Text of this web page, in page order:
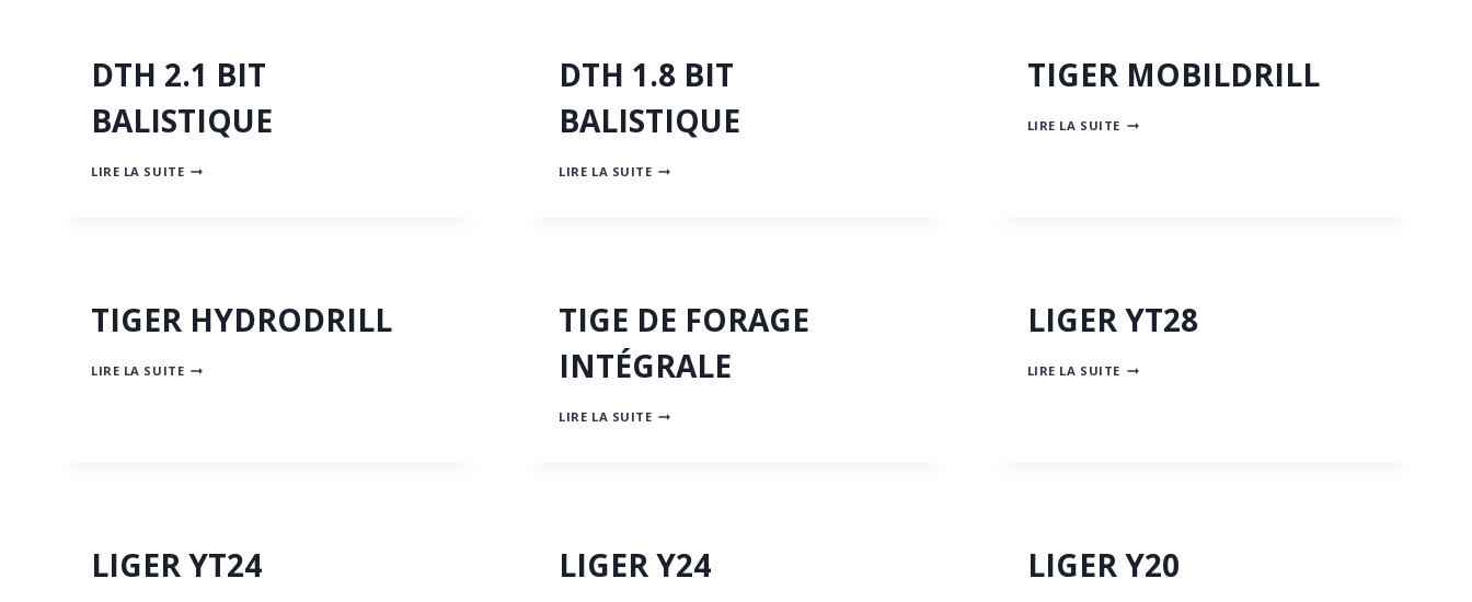
DTH 2.1 BIT
BALISTIQUE
LIRE LA SUITEDTH
DTH 1.8 BIT
BALISTIQUE
LIRE LA SUITEDTH
TIGER MOBILDRILL
LIRE LA SUITETIGER
TIGER HYDRODRILL
LIRE LA SUITETIGER
TIGE DE FORAGE
INTÉGRALE
LIRE LA SUITETIGE
LIGER YT28
LIRE LA SUITELIGER
LIGER YT24 LIGER Y24 LIGER Y20